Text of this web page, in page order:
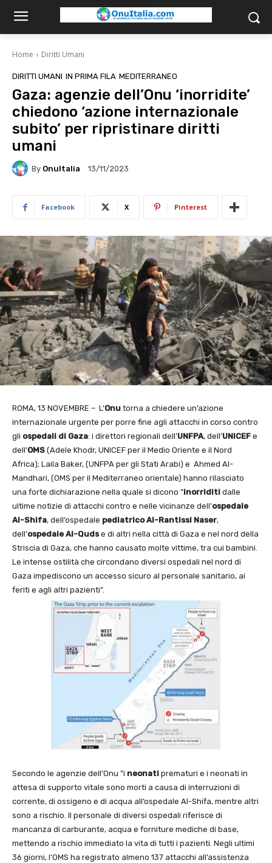
Home Diritti Umani
DIRITTI UMANI IN PRIMA FILA MEDITERRANEO
Gaza: agenzie dell’Onu ‘inorridite’
chiedono ‘azione internazionale
subito’ per ripristinare diritti
umani
By OnuItalia 13/11/2023
Facebook X Pinterest
ROMA, 13 NOVEMBRE – L’Onu torna a chiedere un’azione
internazionale urgente per porre fine agli attacchi in corso contro
gli ospedali di Gaza: i direttori regionali dell’UNFPA, dell’UNICEF e
dell’OMS (Adele Khodr, UNICEF per il Medio Oriente e il Nord
Africa); Laila Baker, (UNFPA per gli Stati Arabi) e Ahmed Al-
Mandhari, (OMS per il Mediterraneo orientale) hanno rilasciato
una forte dichiarazione nella quale si dicono ”inorriditi dalle
ultime notizie di attacchi contro e nelle vicinanze dell’ospedale
Al-Shifa, dell’ospedale pediatrico Al-Rantissi Naser,
dell’ospedale Al-Qudse di altri nella città di Gaza e nel nord della
Striscia di Gaza, che hanno causato molte vittime, tra cui bambini.
Le intense ostilità che circondano diversi ospedali nel nord di
Gaza impediscono un accesso sicuro al personale sanitario, ai
feriti e agli altri pazienti”.
Secondo le agenzie dell’Onu ”i neonati prematuri e i neonati in
attesa di supporto vitale sono morti a causa di interruzioni di
corrente, di ossigeno e di acqua all’ospedale Al-Shifa, mentre altri
sono a rischio. Il personale di diversi ospedali riferisce di
mancanza di carburante, acqua e forniture mediche di base,
mettendo a rischio immediato la vita di tutti i pazienti. Negli ultimi
36 giorni, l’OMS ha registrato almeno 137 attacchi all’assistenza